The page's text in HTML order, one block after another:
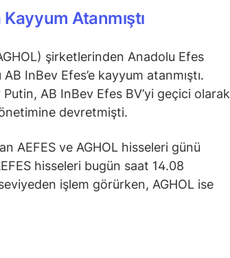
Kayyum Atanmıştı
şirketlerinden Anadolu Efes
AB InBev Efes’e kayyum atanmıştı.
AB InBev Efes BV’yi geçici olarak
devretmişti.
AEFES ve AGHOL hisseleri günü
hisseleri bugün saat 14.08
işlem görürken, AGHOL ise